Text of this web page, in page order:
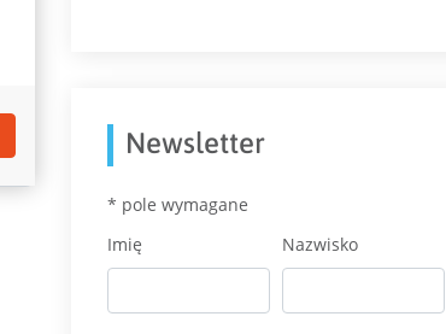
Newsletter
* pole wymagane
Imię
Nazwisko